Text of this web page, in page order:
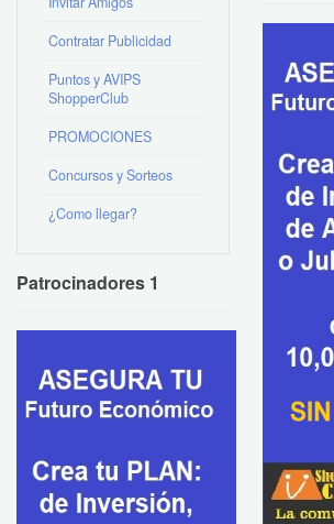
Contratar Publicidad
Puntos y AVIPS
ShopperClub
PROMOCIONES
Concursos y Sorteos
¿Como llegar?
Patrocinadores 1